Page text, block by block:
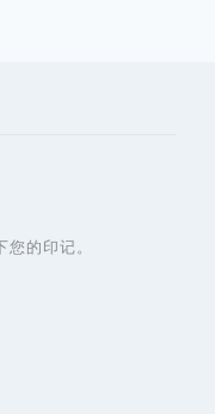
您的印记。